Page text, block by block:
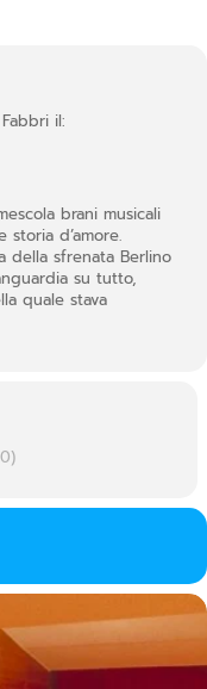
il:
brani musicali
storia d’amore.
della sfrenata Berlino
su tutto,
quale stava